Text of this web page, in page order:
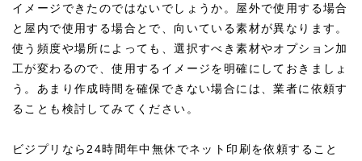
イメージできたのではないでしょうか。屋外で使用する場合
と屋内で使用する場合とで、向いている素材が異なります。
使う頻度や場所によっても、選択すべき素材やオプション加
工が変わるので、使用するイメージを明確にしておきましょ
う。あまり作成時間を確保できない場合には、業者に依頼す
ることも検討してみてください。
ビジプリなら24時間年中無休でネット印刷を依頼すること